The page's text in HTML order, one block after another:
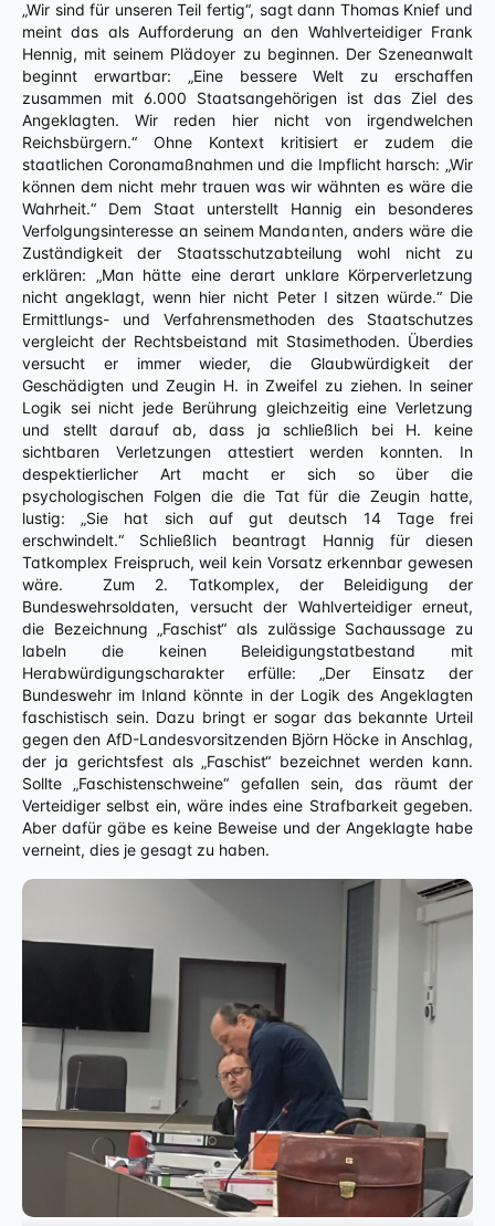
„Wir sind für unseren Teil fertig“, sagt dann Thomas Knief und
meint das als Aufforderung an den Wahlverteidiger Frank
Hennig, mit seinem Plädoyer zu beginnen. Der Szeneanwalt
beginnt erwartbar: „Eine bessere Welt zu erschaffen
zusammen mit 6.000 Staatsangehörigen ist das Ziel des
Angeklagten. Wir reden hier nicht von irgendwelchen
Reichsbürgern.“ Ohne Kontext kritisiert er zudem die
staatlichen Coronamaßnahmen und die Impflicht harsch: „Wir
können dem nicht mehr trauen was wir wähnten es wäre die
Wahrheit.“ Dem Staat unterstellt Hannig ein besonderes
Verfolgungsinteresse an seinem Mandanten, anders wäre die
Zuständigkeit der Staatsschutzabteilung wohl nicht zu
erklären: „Man hätte eine derart unklare Körperverletzung
nicht angeklagt, wenn hier nicht Peter I sitzen würde.“ Die
Ermittlungs- und Verfahrensmethoden des Staatschutzes
vergleicht der Rechtsbeistand mit Stasimethoden. Überdies
versucht er immer wieder, die Glaubwürdigkeit der
Geschädigten und Zeugin H. in Zweifel zu ziehen. In seiner
Logik sei nicht jede Berührung gleichzeitig eine Verletzung
und stellt darauf ab, dass ja schließlich bei H. keine
sichtbaren Verletzungen attestiert werden konnten. In
despektierlicher Art macht er sich so über die
psychologischen Folgen die die Tat für die Zeugin hatte,
lustig: „Sie hat sich auf gut deutsch 14 Tage frei
erschwindelt.“ Schließlich beantragt Hannig für diesen
Tatkomplex Freispruch, weil kein Vorsatz erkennbar gewesen
wäre. Zum 2. Tatkomplex, der Beleidigung der
Bundeswehrsoldaten, versucht der Wahlverteidiger erneut,
die Bezeichnung „Faschist“ als zulässige Sachaussage zu
labeln die keinen Beleidigungstatbestand mit
Herabwürdigungscharakter erfülle: „Der Einsatz der
Bundeswehr im Inland könnte in der Logik des Angeklagten
faschistisch sein. Dazu bringt er sogar das bekannte Urteil
gegen den AfD-Landesvorsitzenden Björn Höcke in Anschlag,
der ja gerichtsfest als „Faschist“ bezeichnet werden kann.
Sollte „Faschistenschweine“ gefallen sein, das räumt der
Verteidiger selbst ein, wäre indes eine Strafbarkeit gegeben.
Aber dafür gäbe es keine Beweise und der Angeklagte habe
verneint, dies je gesagt zu haben.